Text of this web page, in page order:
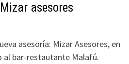
asesores
asesoría: Mizar Asesores, en
al bar-restautante Malafú.